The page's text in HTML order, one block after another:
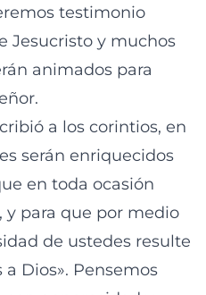
testimonio
Jesucristo y muchos
animados para
a los corintios, en
serán enriquecidos
en toda ocasión
y para que por medio
de ustedes resulte
Dios». Pensemos